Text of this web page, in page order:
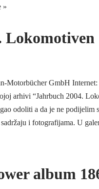
»
Lokomotiven
Motorbücher GmbH
arhivi “Jahrbuch 2004.
odoliti a da je ne podijelim
i fotografijama. U
album